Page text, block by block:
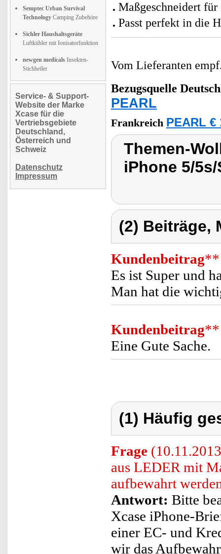
Semptec Urban Survival
Technology Camping Zubehöre
Sichler Haushaltsgeräte
Luftkühler mit Ionisatorfunktion
newgen medicals Insekten-
Stichheiler
Service- & Support-
Website der Marke
Xcase für die
Vertriebsgebiete
Deutschland,
Österreich und
Schweiz
Datenschutz
Impressum
Maßgeschneidert für
Passt perfekt in die
Vom Lieferanten
Bezugsquelle
PEARL
Frankreich PEARL €
Themen-
iPhone 5/5s/
(2) Beiträge,
Kundenbeitrag**
Es ist Super und
Man hat die
Kundenbeitrag**
Eine Gute Sache.
(1) Häufig
Frage
aus LEDER mit
aufbewahrt
Antwort: Bitte
Xcase iPhone-
einer EC- und
wir das